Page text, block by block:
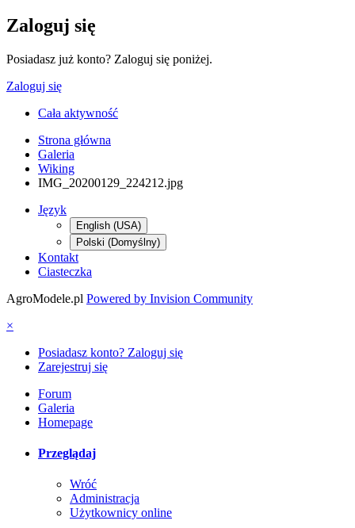
Zaloguj się
Posiadasz już konto? Zaloguj się poniżej.
Zaloguj się
Cała aktywność
Strona główna
Galeria
Wiking
IMG_20200129_224212.jpg
Język
English (USA)
Polski (Domyślny)
Kontakt
Ciasteczka
AgroModele.pl Powered by Invision Community
×
Posiadasz konto? Zaloguj się
Zarejestruj się
Forum
Galeria
Homepage
Przeglądaj
Wróć
Administracja
Użytkownicy online